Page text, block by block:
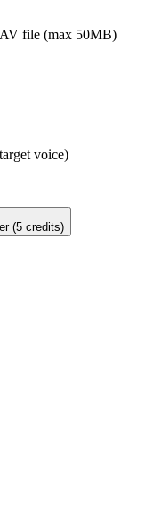
file (max 50MB)
voice)
(5 credits)